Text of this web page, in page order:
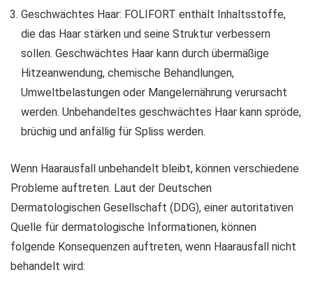
Geschwächtes Haar: FOLIFORT enthält Inhaltsstoffe,
die das Haar stärken und seine Struktur verbessern
sollen. Geschwächtes Haar kann durch übermäßige
Hitzeanwendung, chemische Behandlungen,
Umweltbelastungen oder Mangelernährung verursacht
werden. Unbehandeltes geschwächtes Haar kann spröde,
brüchig und anfällig für Spliss werden.
Wenn Haarausfall unbehandelt bleibt, können verschiedene
Probleme auftreten. Laut der Deutschen
Dermatologischen Gesellschaft (DDG), einer autoritativen
Quelle für dermatologische Informationen, können
folgende Konsequenzen auftreten, wenn Haarausfall nicht
behandelt wird: